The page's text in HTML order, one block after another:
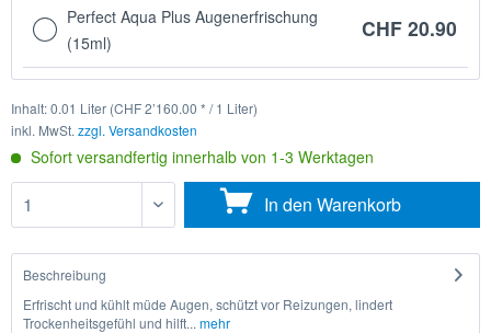
Perfect Aqua Plus Augenerfrischung
(15ml)
CHF 20.90
Inhalt:0.01 Liter (CHF 2’160.00 * / 1 Liter)
inkl. MwSt. zzgl. Versandkosten
Sofort versandfertig innerhalb von 1-3 Werktagen
In den Warenkorb
Beschreibung
Erfrischt und kühlt müde Augen, schützt vor Reizungen, lindert
Trockenheitsgefühl und hilft... mehr